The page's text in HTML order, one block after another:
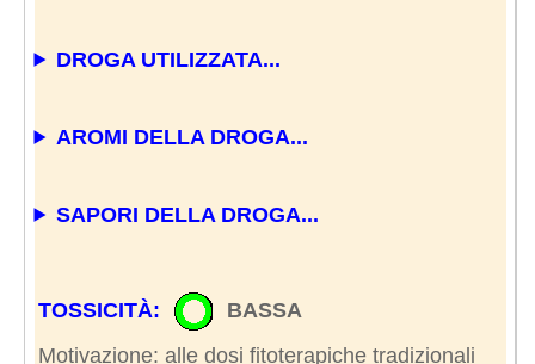
DROGA UTILIZZATA...
AROMI DELLA DROGA...
SAPORI DELLA DROGA...
TOSSICITÀ:
BASSA
Motivazione: alle dosi fitoterapiche tradizionali